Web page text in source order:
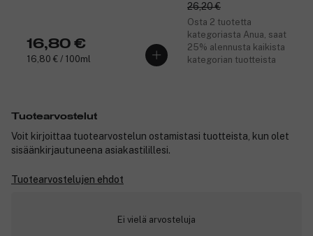
16,80 €
16,80 € / 100ml
26,20 €
Osta 2 tuotetta
kategoriasta Anua, saat
25% alennusta kaikista
kategorian tuotteista
Tuotearvostelut
Voit kirjoittaa tuotearvostelun ostamistasi tuotteista, kun olet
sisäänkirjautuneena asiakastilillesi.
Tuotearvostelujen ehdot
Ei vielä arvosteluja